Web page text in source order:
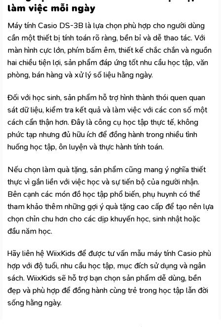
làm việc mỗi ngày
Máy tính Casio DS-3B là lựa chọn phù hợp cho người dùng
cần một thiết bị tính toán rõ ràng, bền bỉ và dễ thao tác. Với
màn hình cực lớn, phím bấm êm, thiết kế chắc chắn và nguồn
hai chiều tiện lợi, sản phẩm đáp ứng tốt nhu cầu học tập, văn
phòng, bán hàng và xử lý số liệu hằng ngày.
Đối với học sinh, sản phẩm hỗ trợ hình thành thói quen quan
sát dữ liệu, kiểm tra kết quả và làm việc với các con số một
cách cẩn thận hơn. Đây là công cụ học tập thực tế, không
phức tạp nhưng đủ hữu ích để đồng hành trong nhiều tình
huống học tập, ôn luyện và thực hành tính toán.
Nếu chọn làm quà tặng, sản phẩm cũng mang ý nghĩa thiết
thực vì gắn liền với việc học và sự tiến bộ của người nhận.
Bên cạnh các món đồ học tập phổ biến, phụ huynh có thể
tham khảo thêm những gợi ýquà tặng cao cấpđể tạo nên lựa
chọn chỉn chu hơn cho các dịp khuyến học, sinh nhật hoặc
đầu năm học.
Hãy liên hệ WiixKids để được tư vấn mẫu máy tính Casio phù
hợp với độ tuổi, nhu cầu học tập, mục đích sử dụng và ngân
sách. WiixKids sẽ hỗ trợ bạn chọn sản phẩm dễ dùng, bền
đẹp và phù hợp để đồng hành cùng trẻ trong học tập lẫn đời
sống hằng ngày.